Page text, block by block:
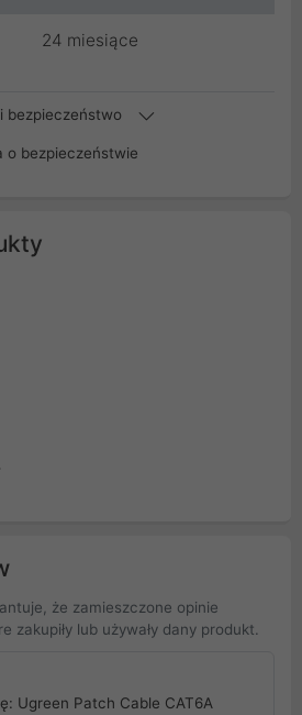
24 miesiące
bezpieczeństwo
o bezpieczeństwie
że zamieszczone opinie
zakupiły lub używały dany produkt.
Ugreen Patch Cable CAT6A